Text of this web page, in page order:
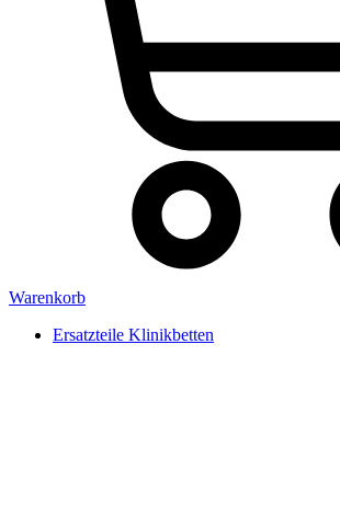
Warenkorb
Ersatzteile Klinikbetten